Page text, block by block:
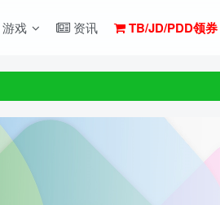
游戏 资讯 TB/JD/PDD领券